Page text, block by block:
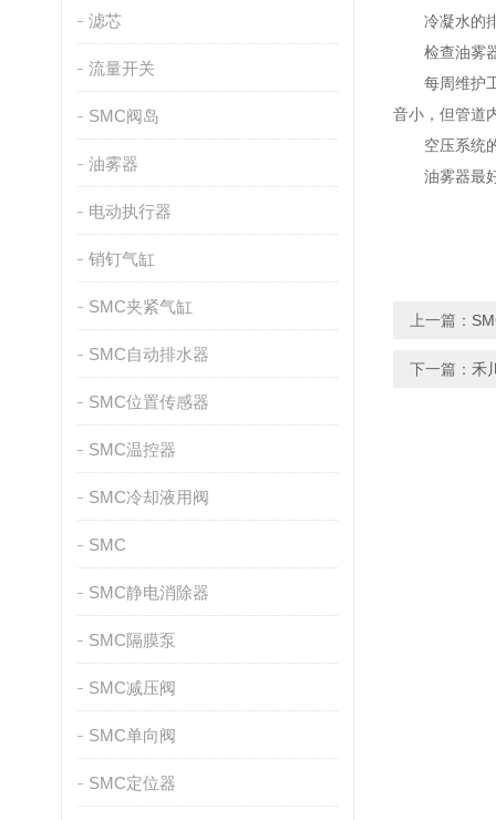
滤芯
流量开关
SMC阀岛
油雾器
电动执行器
销钉气缸
SMC夹紧气缸
SMC自动排水器
SMC位置传感器
SMC温控器
SMC冷却液用阀
SMC
SMC静电消除器
SMC隔膜泵
SMC减压阀
SMC单向阀
SMC定位器
冷凝水的排
检查油雾器
每周维护工
音小，但管道
空压系统的
油雾器最好
上一篇：
下一篇： 禾